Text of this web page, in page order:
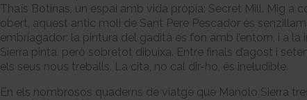
Thaïs Botinas, un espai amb vida pròpia: Secret Mill. Mig a
obert, aquest antic molí de Sant Pere Pescador és
embriagador: la pintura del gadità es fon amb l’entorn, i a la
Sierra pinta, però sobretot dibuixa. Entre finals d’agost i
els seus nous treballs. La cita, no cal dir-ho, és ineludible.
En els nombrosos quaderns de viatge que Manolo Sierra